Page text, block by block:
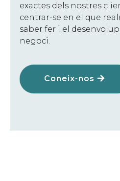
exactes dels nostres
centrar-se en el que
saber fer i el
negoci.
Coneix-nos